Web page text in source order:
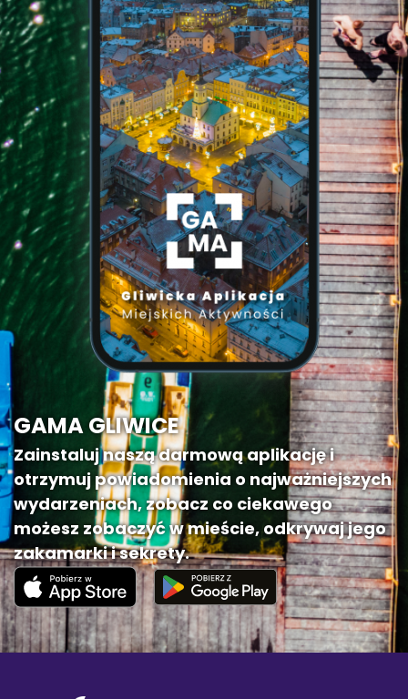
GAMA GLIWICE
Zainstaluj naszą darmową aplikację i
otrzymuj powiadomienia o najważniejszych
wydarzeniach, zobacz co ciekawego
możesz zobaczyć w mieście, odkrywaj jego
zakamarki i sekrety.